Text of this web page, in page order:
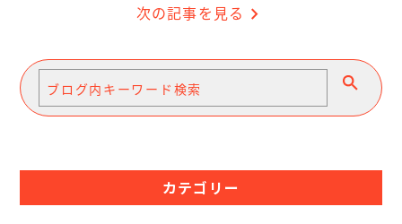
次の記事を見る chevron_right
カテゴリー